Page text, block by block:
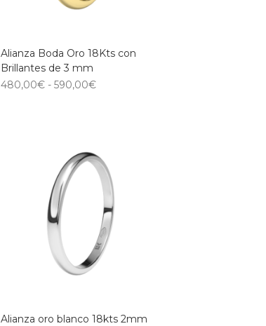
Alianza Boda Oro 18Kts con
Brillantes de 3 mm
480,00€ - 590,00€
Alianza oro blanco 18kts 2mm